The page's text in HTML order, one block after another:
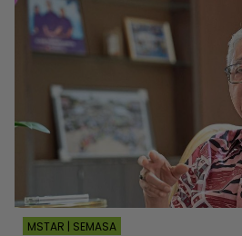
MSTAR | SEMASA